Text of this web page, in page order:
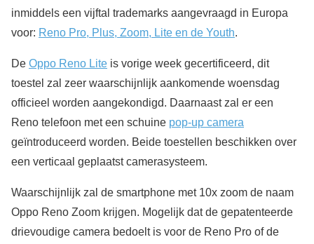
inmiddels een vijftal trademarks aangevraagd in Europa
voor: Reno Pro, Plus, Zoom, Lite en de Youth.
De Oppo Reno Lite is vorige week gecertificeerd, dit
toestel zal zeer waarschijnlijk aankomende woensdag
officieel worden aangekondigd. Daarnaast zal er een
Reno telefoon met een schuine pop-up camera
geïntroduceerd worden. Beide toestellen beschikken over
een verticaal geplaatst camerasysteem.
Waarschijnlijk zal de smartphone met 10x zoom de naam
Oppo Reno Zoom krijgen. Mogelijk dat de gepatenteerde
drievoudige camera bedoelt is voor de Reno Pro of de